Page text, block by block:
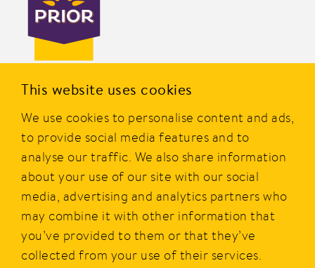
This website uses cookies
We use cookies to personalise content and ads,
to provide social media features and to
analyse our traffic. We also share information
about your use of our site with our social
media, advertising and analytics partners who
may combine it with other information that
you’ve provided to them or that they’ve
collected from your use of their services.
PRIOR er en av Norges mest kjente merkevarer innen
1977, og i dag tilbyr PRIOR et bredt utvalg av produkter av
kylling, kalkun og egg fra norske bønder.
PRIOR er alltid godt og gir smakfull, sunn, rask og enkel
mat i hverdagen.
Hovedkontor
Postboks 360, Økern,
0513 Oslo
Personvern
Beskrivelse av våre vilkår